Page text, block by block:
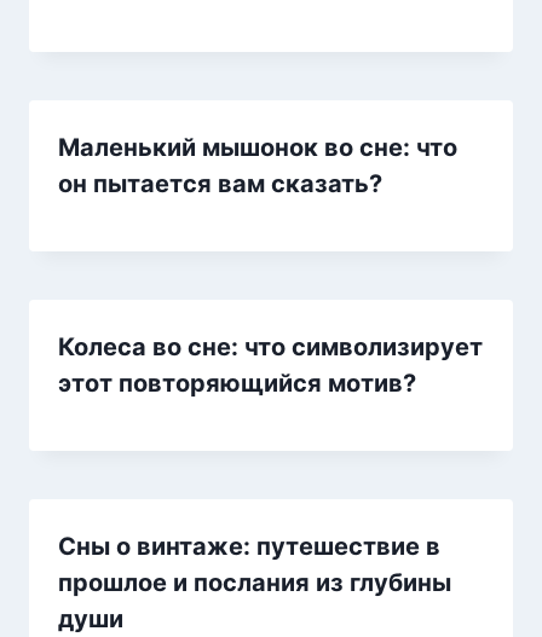
Маленький мышонок во сне: что
он пытается вам сказать?
Колеса во сне: что символизирует
этот повторяющийся мотив?
Сны о винтаже: путешествие в
прошлое и послания из глубины
души